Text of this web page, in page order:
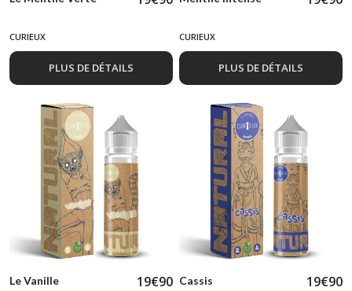
CURIEUX
PLUS DE DÉTAILS
CURIEUX
PLUS DE DÉTAILS
Le Vanille 19€90 Cassis 19€90